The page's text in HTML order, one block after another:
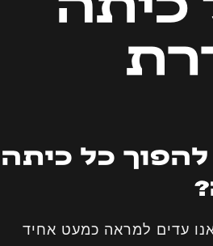
להפוך כל כיתה
עדים למראה כמעט אחיד